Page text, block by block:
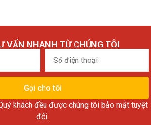
VẤN NHANH TỪ CHÚNG TÔI
điện
thoại
Gọi cho tôi
khách đều được chúng tôi bảo mật tuyệt
đối.